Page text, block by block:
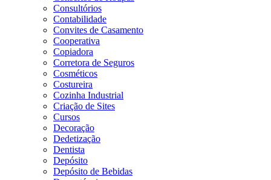
Consultórios
Contabilidade
Convites de Casamento
Cooperativa
Copiadora
Corretora de Seguros
Cosméticos
Costureira
Cozinha Industrial
Criação de Sites
Cursos
Decoração
Dedetização
Dentista
Depósito
Depósito de Bebidas